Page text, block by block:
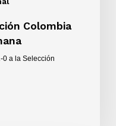
Colombia
0 a la Selección